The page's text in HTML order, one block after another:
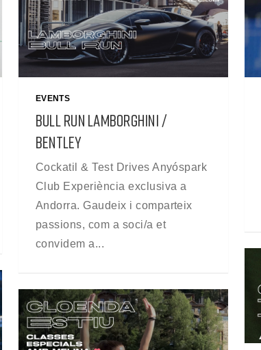
EVENTS
BULL RUN LAMBORGHINI /
BENTLEY
Cockatil & Test Drives Anyóspark
Club Experiència exclusiva a
Andorra. Gaudeix i comparteix
passions, com a soci/a et
convidem a...